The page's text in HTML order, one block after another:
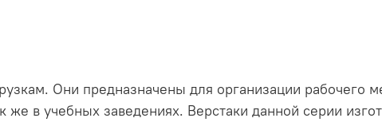
Они предназначены для организации рабочего
в учебных заведениях. Верстаки данной серии